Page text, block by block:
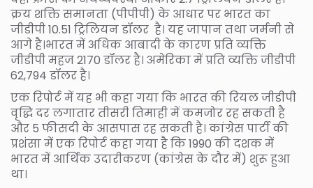
क्रय शक्ति समानता (पीपीपी) के आधार पर भारत का
जीडीपी 10.51 ट्रिलियन डॉलर है। यह जापान तथा जर्मनी से
आगे है।भारत में अधिक आबादी के कारण प्रति व्यक्ति
जीडीपी महज 2170 डॉलर है। अमेरिका में प्रति व्यक्ति जीडीपी
62,794 डॉलर है।
एक रिपोर्ट में यह भी कहा गया कि भारत की रियल जीडीपी
वृद्धि दर लगातार तीसरी तिमाही में कमजोर रह सकती है
और 5 फीसदी के आसपास रह सकती है। कांग्रेस पार्टी की
प्रशंसा में एक रिपोर्ट कहा गया है कि 1990 की दशक में
भारत में आर्थिक उदारीकरण (कांग्रेस के दौर में) शुरू हुआ
था।